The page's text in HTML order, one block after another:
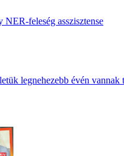
feleség asszisztense
legnehezebb évén vannak